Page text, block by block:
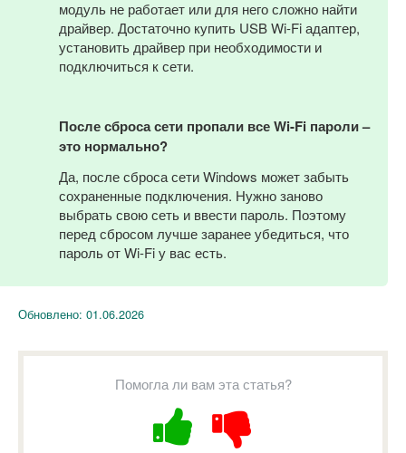
модуль не работает или для него сложно найти
драйвер. Достаточно купить USB Wi-Fi адаптер,
установить драйвер при необходимости и
подключиться к сети.
После сброса сети пропали все Wi-Fi пароли –
это нормально?
Да, после сброса сети Windows может забыть
сохраненные подключения. Нужно заново
выбрать свою сеть и ввести пароль. Поэтому
перед сбросом лучше заранее убедиться, что
пароль от Wi-Fi у вас есть.
Обновлено: 01.06.2026
Помогла ли вам эта статья?